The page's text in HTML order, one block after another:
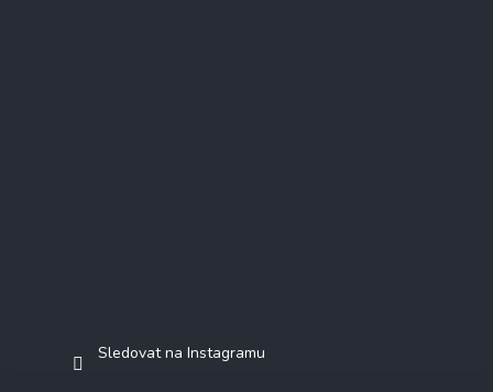
Sledovat na Instagramu